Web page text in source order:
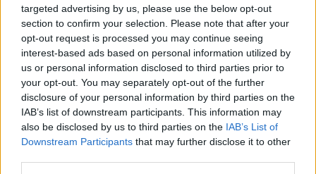
targeted advertising by us, please use the below opt-out
section to confirm your selection. Please note that after your
opt-out request is processed you may continue seeing
interest-based ads based on personal information utilized by
us or personal information disclosed to third parties prior to
your opt-out. You may separately opt-out of the further
disclosure of your personal information by third parties on the
IAB’s list of downstream participants. This information may
also be disclosed by us to third parties on the IAB’s List of
Downstream Participants that may further disclose it to other
Visi įrašai
Žiūrimiausi įrašai
00:00:30
Vaizdai iš tragiškos avarijos Vilniaus r.: dviejų moterų ir